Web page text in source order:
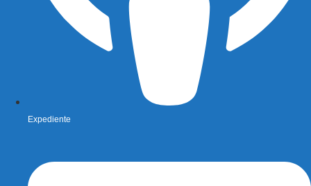
Expediente